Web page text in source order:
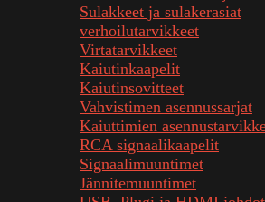
Sulakkeet ja sulakerasiat
verhoilutarvikkeet
Virtatarvikkeet
Kaiutinkaapelit
Kaiutinsovitteet
Vahvistimen asennussarjat
Kaiuttimien
RCA signaalikaapelit
Signaalimuuntimet
Jännitemuuntimet